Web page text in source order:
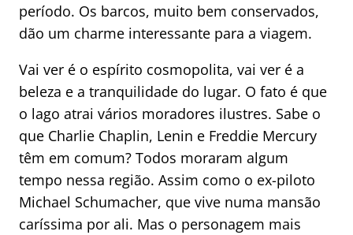
período. Os barcos, muito bem conservados,
dão um charme interessante para a viagem.
Vai ver é o espírito cosmopolita, vai ver é a
beleza e a tranquilidade do lugar. O fato é que
o lago atrai vários moradores ilustres. Sabe o
que Charlie Chaplin, Lenin e Freddie Mercury
têm em comum? Todos moraram algum
tempo nessa região. Assim como o ex-piloto
Michael Schumacher, que vive numa mansão
caríssima por ali. Mas o personagem mais